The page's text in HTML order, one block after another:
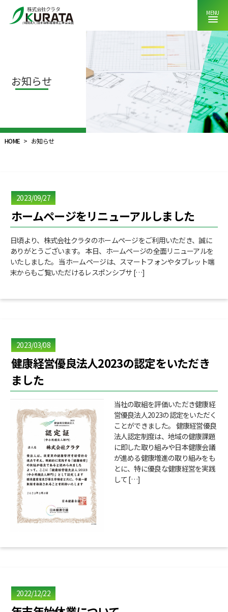
株式会社クラタ
(社団法人)日本自動車車体工業会会員
MENU
お知らせ
HOME > お知らせ
2023/09/27
ホームページをリニューアルしました
日頃より、株式会社クラタのホームページをご利用いただき、誠に
ありがとうございます。 本日、ホームページの全面リニューアルを
いたしました。 当ホームページは、スマートフォンやタブレット端
末からもご覧いただけるレスポンシブサ […]
2023/03/08
健康経営優良法人2023の認定をいただき
ました
当社の取組を評価いただき健康経
営優良法人2023の認定をいただく
ことができました。 健康経営優良
法人認定制度は、地域の健康課題
に即した取り組みや日本健康会議
が進める健康増進の取り組みをも
とに、特に優良な健康経営を実践
して […]
2022/12/22